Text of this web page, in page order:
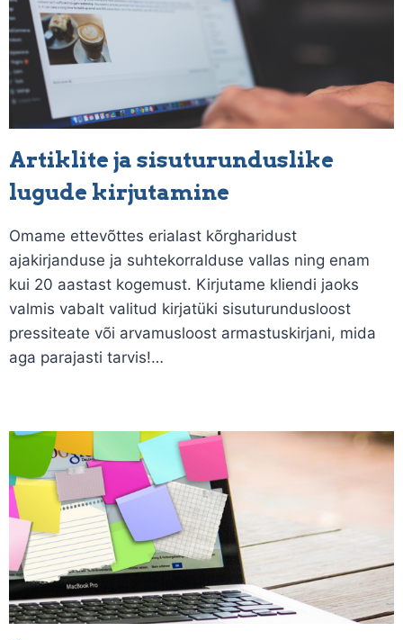
Artiklite ja sisuturunduslike
lugude kirjutamine
Omame ettevõttes erialast kõrgharidust
ajakirjanduse ja suhtekorralduse vallas ning enam
kui 20 aastast kogemust. Kirjutame kliendi jaoks
valmis vabalt valitud kirjatüki sisuturundusloost
pressiteate või arvamusloost armastuskirjani, mida
aga parajasti tarvis!…